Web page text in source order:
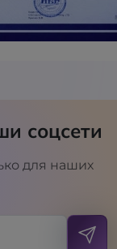
соцсети
для наших